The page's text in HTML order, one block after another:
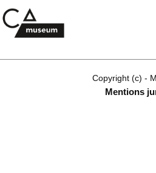
Copyright (c) -
Mentions